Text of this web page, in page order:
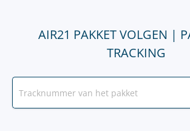
AIR21 PAKKET VOLGEN |
TRACKING